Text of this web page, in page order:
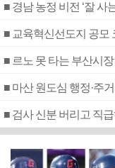
■ 경남 농정 비전 ‘잘
■ 교육혁신선도지 공모
■ 르노 못 타는 부산시
■ 마산 원도심 행정·주